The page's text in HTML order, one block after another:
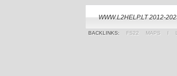
WWW.L2HELP.LT 2012-
BACKLINKS: FS22 MAPS Ι